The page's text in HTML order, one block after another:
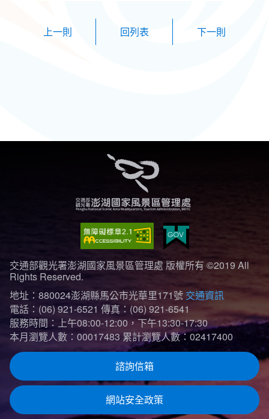
上一則 下一則
交通部觀光署澎湖國家風景區管理處 版權所有 ©2019 All
Rights Reserved.
地址：880024澎湖縣馬公市光華里171號 交通資訊
電話：(06) 921-6521 傳真：(06) 921-6541
服務時間：上午08:00-12:00，下午13:30-17:30
本月瀏覽人數：00017483 累計瀏覽人數：02417400
諮詢信箱
網站安全政策